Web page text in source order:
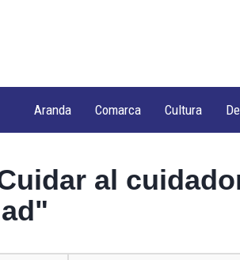
Aranda Comarca Cultura
al